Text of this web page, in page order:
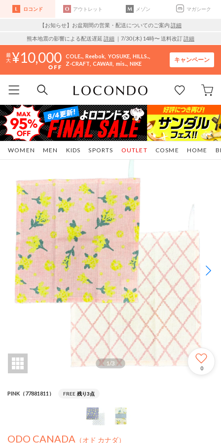
ロコンド アウトレット メゾン マガシーク
【お知らせ】お盆期間の営業・配送についてのご案内 詳細
熊本地震の影響による配送遅延 詳細 ｜7/30 (木) 14時〜 送料改訂詳細
10,000 COLE.. Reebok YOSUKE HILLS..
Z-CRAFT CAWAII mis.. NIKE
キャンペーン
WOMEN MEN KIDS SPORTS COSME HOME
OUTLET
1/3
0
PINK（77881811） FREE 残り3点
ODO CANADA （オド カナダ）